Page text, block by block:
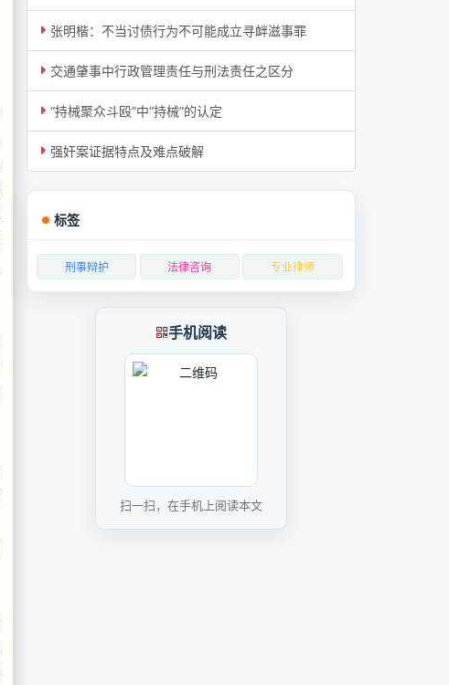
张明楷：不当讨债行为不可能成立寻衅滋事罪
交通肇事中行政管理责任与刑法责任之区分
“持械聚众斗殴”中“持械”的认定
强奸案证据特点及难点破解
标签
刑事辩护 法律咨询 专业律师
手机阅读
扫一扫，在手机上阅读本文